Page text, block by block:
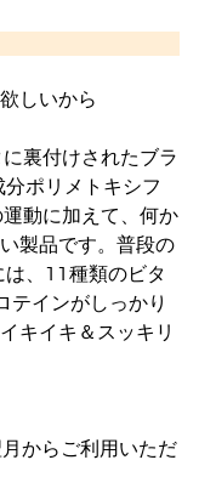
しいから
裏付けされたブラ
ポリメトキシフ
動に加えて、何か
製品です。普段の
、11種類のビタ
テインがしっかり
キイキ＆スッキリ
からご利用いただ